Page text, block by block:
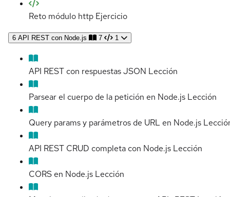
Reto módulo http Ejercicio
6 API REST con Node.js 7 1
API REST con respuestas JSON Lección
Parsear el cuerpo de la petición en Node.js Lección
Query params y parámetros de URL en Node.js
API REST CRUD completa con Node.js Lección
CORS en Node.js Lección